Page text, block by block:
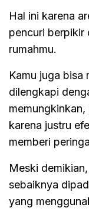
Hal ini karena
pencuri berpikir
rumahmu.
Kamu juga bisa
dilengkapi
karena justru
memberi
Meski
sebaiknya
yang